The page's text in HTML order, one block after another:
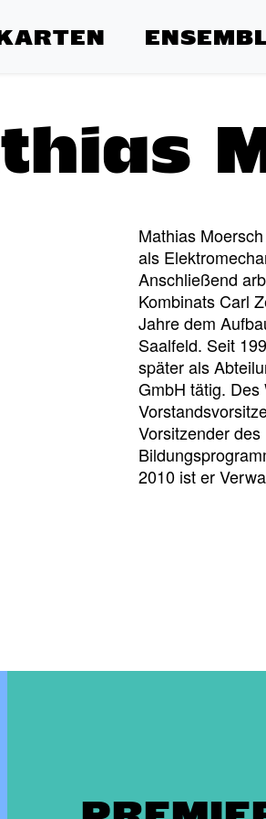
Mathias
als
Anschließend
Kombinats Carl
Jahre dem
Saalfeld. Seit
später als
GmbH tätig.
Vorsitzender
2010 ist er